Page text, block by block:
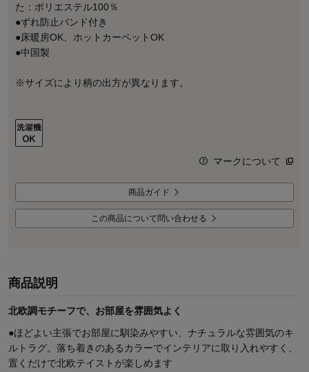
た：ポリエステル100％
●ずれ防止バンド付き
●床暖房OK、ホットカーペットOK
●中国製
※サイズにより柄の出方が異なります。
マークについて
商品ガイド
この商品について問い合わせる
商品説明
北欧調モチーフで、お部屋を雰囲気よく
●ほどよい主張でお部屋に馴染みやすい、ナチュラルな雰囲気のキ
ルトラグ。落ち着きのあるカラーでインテリアに取り入れやすく、
置くだけで北欧テイストが楽しめます